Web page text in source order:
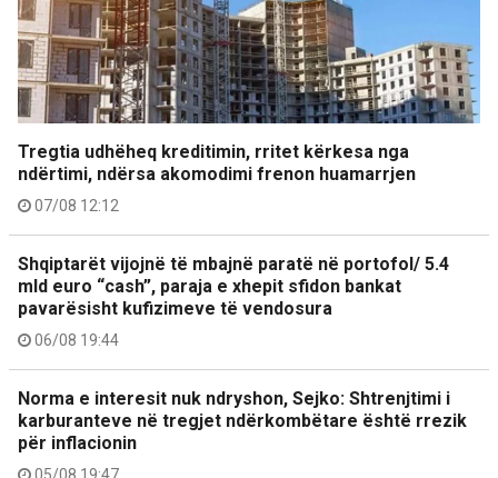
Tregtia udhëheq kreditimin, rritet kërkesa nga
ndërtimi, ndërsa akomodimi frenon huamarrjen
07/08 12:12
Shqiptarët vijojnë të mbajnë paratë në portofol/ 5.4
mld euro “cash”, paraja e xhepit sfidon bankat
pavarësisht kufizimeve të vendosura
06/08 19:44
Norma e interesit nuk ndryshon, Sejko: Shtrenjtimi i
karburanteve në tregjet ndërkombëtare është rrezik
për inflacionin